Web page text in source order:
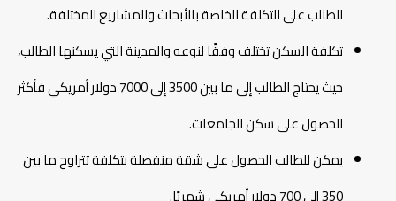
للطالب على التكلفة الخاصة بالأبحاث والمشاريع المختلفة.
تكلفة السكن تختلف وفقًا لنوعه والمدينة التي يسكنها الطالب،
حيث يحتاج الطالب إلى ما بين 3500 إلى 7000 دولار أمريكي فأكثر
للحصول على سكن الجامعات.
يمكن للطالب الحصول على شقة منفصلة بتكلفة تتراوح ما بين